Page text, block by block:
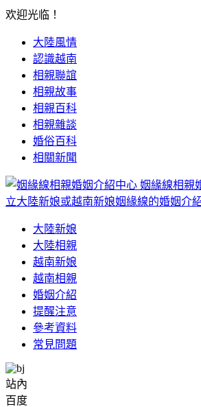
欢迎光临！
大陸風情
認識越南
相親聯誼
相親故事
相親百科
相親雜談
婚俗百科
相關新聞
姻緣線相親
立大陸新娘或越南新娘姻緣線的婚姻介
大陸新娘
大陸相親
越南新娘
越南相親
婚姻介紹
提醒注意
參考資料
常見問題
站內
百度